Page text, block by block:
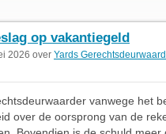
op vakantiegeld
2026 over Yards
vanwege het
over de oorsprong van de